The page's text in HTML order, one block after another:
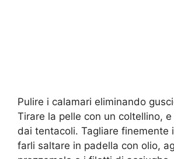
Pulire i calamari eliminando
Tirare la pelle con un coltellino,
dai tentacoli. Tagliare finemente
farli saltare in padella con olio,